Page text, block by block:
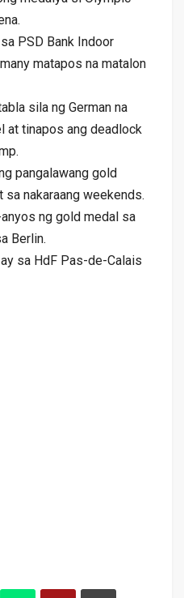
PSD Bank Indoor
matapos na matalon
sila ng German na
at tinapos ang deadlock
pangalawang gold
sa nakaraang weekends.
ng gold medal sa
Berlin.
sa HdF Pas-de-Calais